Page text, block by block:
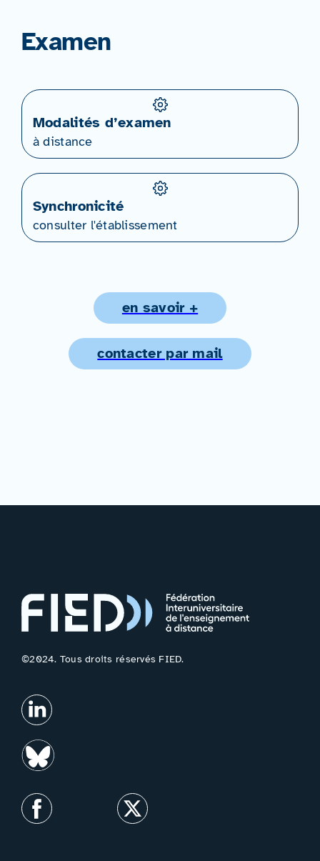
Examen
Modalités d’examen
à distance
Synchronicité
consulter l'établissement
en savoir +
contacter par mail
©2024. Tous droits réservés FIED.